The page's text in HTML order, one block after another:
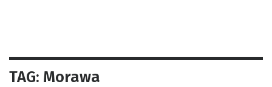
TAG: Morawa